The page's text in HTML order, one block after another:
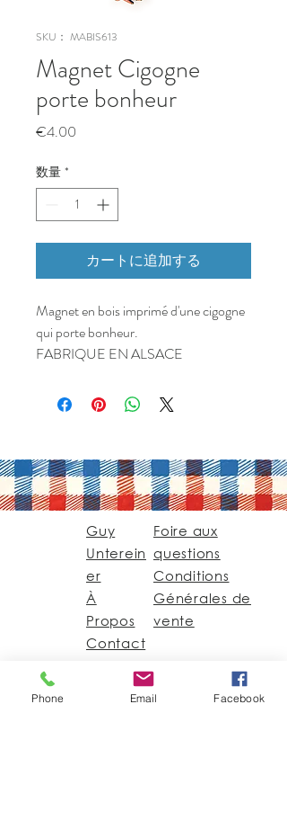
SKU： MABIS613
Magnet Cigogne
porte bonheur
€4.00
数量 *
カートに追加する
Magnet en bois imprimé d'une cigogne
qui porte bonheur.
FABRIQUE EN ALSACE
Guy
Unterein
er
À
Propos
Contact
Foire aux
questions
Conditions
Générales de
vente
Guy@GuyUntereiner.fr
Phone Email Facebook